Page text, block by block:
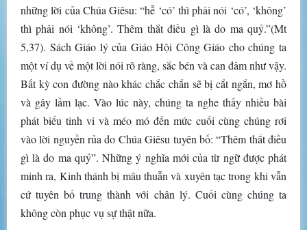
những lời của Chúa Giêsu: “hễ ‘có’ thì phải nói ‘có’, ‘không’
thì phải nói ‘không’. Thêm thắt điều gì là do ma quỷ.”(Mt
5,37). Sách Giáo lý của Giáo Hội Công Giáo cho chúng ta
một ví dụ về một lời nói rõ ràng, sắc bén và can đảm như vậy.
Bất kỳ con đường nào khác chắc chắn sẽ bị cắt ngắn, mơ hồ
và gây lầm lạc. Vào lúc này, chúng ta nghe thấy nhiều bài
phát biểu tinh vi và méo mó đến mức cuối cùng chúng rơi
vào lời nguyền rủa do Chúa Giêsu tuyên bố: “Thêm thắt điều
gì là do ma quỷ”. Những ý nghĩa mới của từ ngữ được phát
minh ra, Kinh thánh bị mâu thuẫn và xuyên tạc trong khi vẫn
cứ tuyên bố trung thành với chân lý. Cuối cùng chúng ta
không còn phục vụ sự thật nữa.